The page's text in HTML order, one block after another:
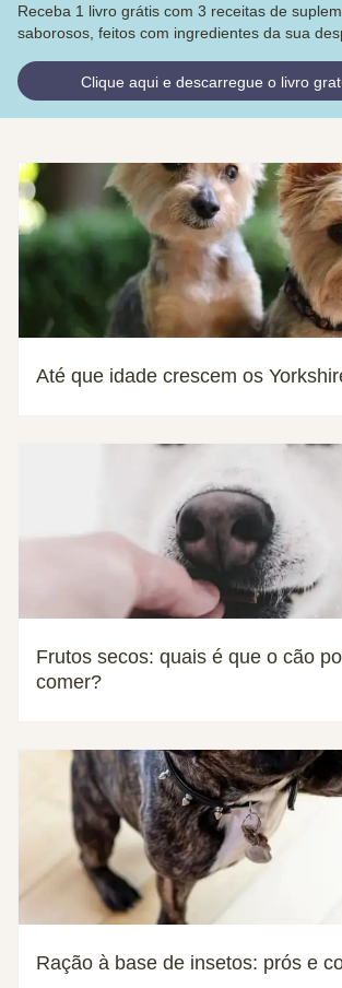
Receba 1 livro grátis com 3 receitas de
saborosos, feitos com ingredientes da sua
Clique aqui e descarregue o livro
Até que idade crescem os
Frutos secos: quais é que o cão
comer?
Ração à base de insetos: prós e